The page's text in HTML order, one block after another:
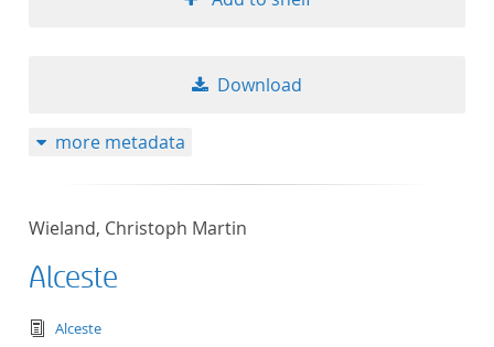
Download
more metadata
Wieland, Christoph Martin
Alceste
text/tg.edition+tg.aggregation+xml
Alceste